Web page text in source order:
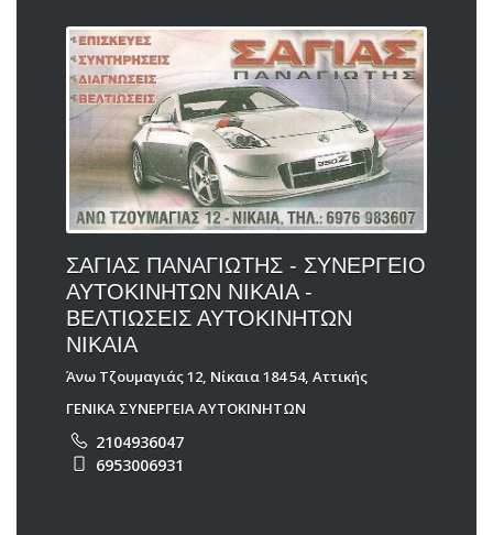
ΣΑΓΙΑΣ ΠΑΝΑΓΙΩΤΗΣ - ΣΥΝΕΡΓΕΙΟ
ΑΥΤΟΚΙΝΗΤΩΝ ΝΙΚΑΙΑ -
ΒΕΛΤΙΩΣΕΙΣ ΑΥΤΟΚΙΝΗΤΩΝ
ΝΙΚΑΙΑ
Άνω Τζουμαγιάς 12, Νίκαια 184 54, Αττικής
ΓΕΝΙΚΑ ΣΥΝΕΡΓΕΙΑ ΑΥΤΟΚΙΝΗΤΩΝ
2104936047
6953006931